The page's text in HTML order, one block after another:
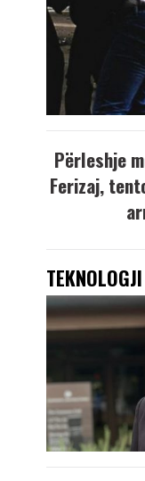
Përleshje
Ferizaj,
TEKNOLOGJI